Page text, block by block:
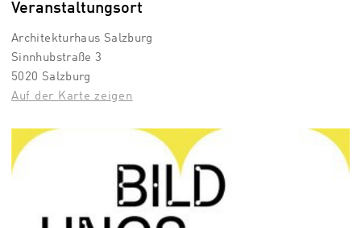
Veranstaltungsort
Architekturhaus Salzburg
Sinnhubstraße 3
5020 Salzburg
Auf der Karte zeigen